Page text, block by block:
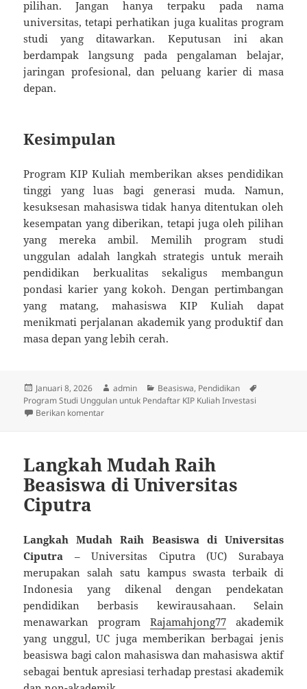
pilihan. Jangan hanya terpaku pada nama
universitas, tetapi perhatikan juga kualitas program
studi yang ditawarkan. Keputusan ini akan
berdampak langsung pada pengalaman belajar,
jaringan profesional, dan peluang karier di masa
depan.
Kesimpulan
Program KIP Kuliah memberikan akses pendidikan
tinggi yang luas bagi generasi muda. Namun,
kesuksesan mahasiswa tidak hanya ditentukan oleh
kesempatan yang diberikan, tetapi juga oleh pilihan
yang mereka ambil. Memilih program studi
unggulan adalah langkah strategis untuk meraih
pendidikan berkualitas sekaligus membangun
pondasi karier yang kokoh. Dengan pertimbangan
yang matang, mahasiswa KIP Kuliah dapat
menikmati perjalanan akademik yang produktif dan
masa depan yang lebih cerah.
Diposkan
pada
Januari 8, 2026 Penulis
admin Kategori
Beasiswa, Pendidikan
Program Studi Unggulan untuk Pendaftar KIP Kuliah Investasi
Berikan komentaruntuk Program Studi Unggulan untuk Pendaftar KIP
Langkah Mudah Raih
Beasiswa di Universitas
Ciputra
Langkah Mudah Raih Beasiswa di Universitas
Ciputra – Universitas Ciputra (UC) Surabaya
merupakan salah satu kampus swasta terbaik di
Indonesia yang dikenal dengan pendekatan
pendidikan berbasis kewirausahaan. Selain
menawarkan program Rajamahjong77akademik
yang unggul, UC juga memberikan berbagai jenis
beasiswa bagi calon mahasiswa dan mahasiswa aktif
sebagai bentuk apresiasi terhadap prestasi akademik